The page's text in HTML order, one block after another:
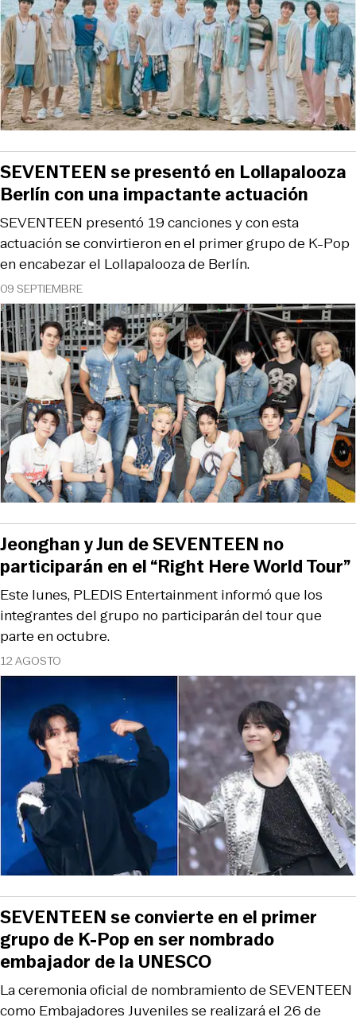
09 SEPTIEMBRE
SEVENTEEN presentó 19 canciones y con esta
actuación se convirtieron en el primer grupo de K-Pop
en encabezar el Lollapalooza de Berlín.
SEVENTEEN se presentó en Lollapalooza
Berlín con una impactante actuación
12 AGOSTO
Este lunes, PLEDIS Entertainment informó que los
integrantes del grupo no participarán del tour que
parte en octubre.
Jeonghan y Jun de SEVENTEEN no
participarán en el “Right Here World Tour”
La ceremonia oficial de nombramiento de SEVENTEEN
como Embajadores Juveniles se realizará el 26 de
SEVENTEEN se convierte en el primer
grupo de K-Pop en ser nombrado
embajador de la UNESCO